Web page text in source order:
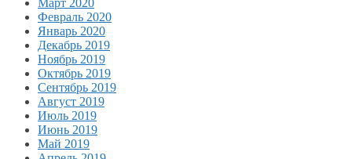
Март 2020
Февраль 2020
Январь 2020
Декабрь 2019
Ноябрь 2019
Октябрь 2019
Сентябрь 2019
Август 2019
Июль 2019
Июнь 2019
Май 2019